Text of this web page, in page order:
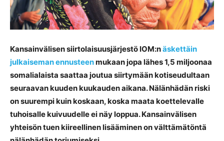
Kansainvälisen siirtolaisuusjärjestö IOM:näskettäin
julkaiseman ennusteenmukaan jopa lähes 1,5 miljoonaa
somalialaista saattaa joutua siirtymään kotiseudultaan
seuraavan kuuden kuukauden aikana. Nälänhädän riski
on suurempi kuin koskaan, koska maata koettelevalle
tuhoisalle kuivuudelle ei näy loppua. Kansainvälisen
yhteisön tuen kiireellinen lisääminen on välttämätöntä